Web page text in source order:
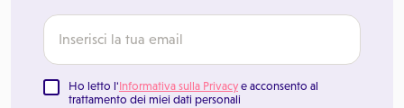
Ho letto l'Informativa sulla Privacy e acconsento al
trattamento dei miei dati personali